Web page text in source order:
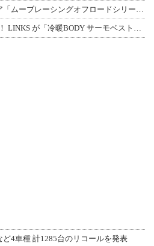
クシタニのモトクロス用ウェア「ムーブレーシングオフロードシリーズ」3アイテムが登
UVカット・遮光性能をアップ！ LINKS が「冷暖BODY サーモベスト」改良
ど4車種 計1285台のリコールを発表